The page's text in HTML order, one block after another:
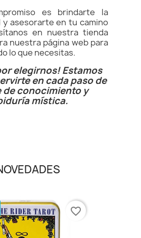
es brindarte la
y asesorarte en tu camino
en nuestra tienda
nuestra página web para
lo que necesitas.
elegirnos! Estamos
en cada paso de
de conocimiento y
mística.
favorite_border